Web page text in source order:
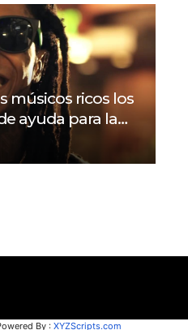
músicos ricos los
ayuda para la
By : XYZScripts.com